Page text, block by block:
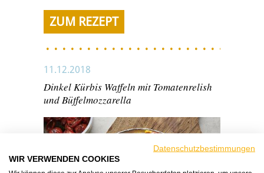
ZUM REZEPT
11.12.2018
Dinkel Kürbis Waffeln mit Tomatenrelish
und Büffelmozzarella
Datenschutzbestimmungen
WIR VERWENDEN COOKIES